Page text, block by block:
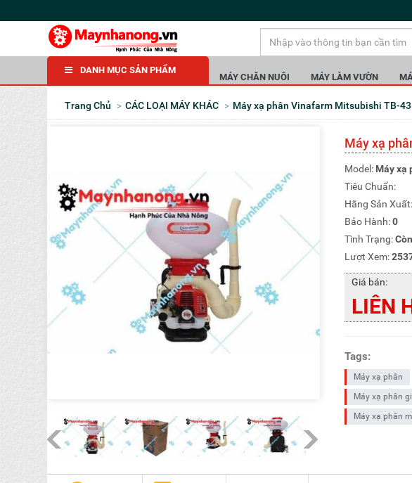
DANH MỤC SẢN PHẨM
MÁY CHĂN NUÔI MÁY LÀM VƯỜN
Trang Chủ CÁC LOẠI MÁY KHÁC Máy xạ phân Vinafarm Mitsubishi TB-
Máy xạ
Model: Máy xạ
Tiêu Chuẩn:
Hãng Sản Xuất:
Bảo Hành:0
Tình Trạng:
Lượt Xem:
Giá bán:
LIÊN
Tags:
Máy xạ phân
Máy xạ phân
Máy xạ phân